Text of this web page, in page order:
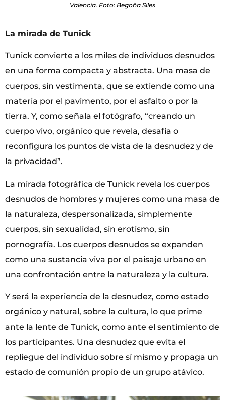
Valencia. Foto: Begoña Siles
La mirada de Tunick
Tunick convierte a los miles de individuos desnudos
en una forma compacta y abstracta. Una masa de
cuerpos, sin vestimenta, que se extiende como una
materia por el pavimento, por el asfalto o por la
tierra. Y, como señala el fotógrafo, “creando un
cuerpo vivo, orgánico que revela, desafía o
reconfigura los puntos de vista de la desnudez y de
la privacidad”.
La mirada fotográfica de Tunick revela los cuerpos
desnudos de hombres y mujeres como una masa de
la naturaleza, despersonalizada, simplemente
cuerpos, sin sexualidad, sin erotismo, sin
pornografía. Los cuerpos desnudos se expanden
como una sustancia viva por el paisaje urbano en
una confrontación entre la naturaleza y la cultura.
Y será la experiencia de la desnudez, como estado
orgánico y natural, sobre la cultura, lo que prime
ante la lente de Tunick, como ante el sentimiento de
los participantes. Una desnudez que evita el
repliegue del individuo sobre sí mismo y propaga un
estado de comunión propio de un grupo atávico.